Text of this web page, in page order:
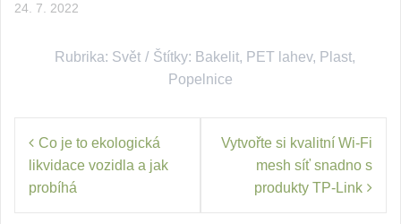
24. 7. 2022
Rubrika: Svět Štítky: Bakelit, PET lahev, Plast,
Popelnice
Navigace
pro
příspěvek
Co je to ekologická
likvidace vozidla a jak
probíhá
Vytvořte si kvalitní Wi-Fi
mesh síť snadno s
produkty TP-Link